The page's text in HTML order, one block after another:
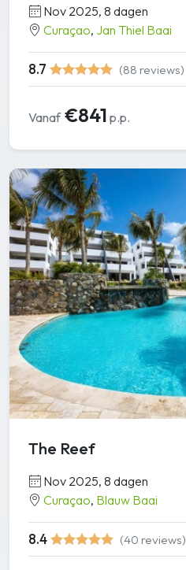
Nov 2025, 8 dagen
Curaçao, Jan Thiel Baai
8.7 (88 reviews)
Vanaf€841 p.p.
The Reef
Nov 2025, 8 dagen
Curaçao, Blauw Baai
8.4 (40 reviews)